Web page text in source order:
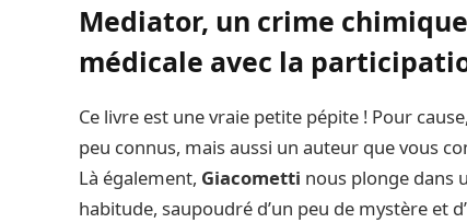
Mediator, un crime
médicale avec la
Ce livre est une vraie petite pépite ! Pour
peu connus, mais aussi un auteur que vous
Là également, Giacometti nous plonge dans
habitude, saupoudré d’un peu de mystère et